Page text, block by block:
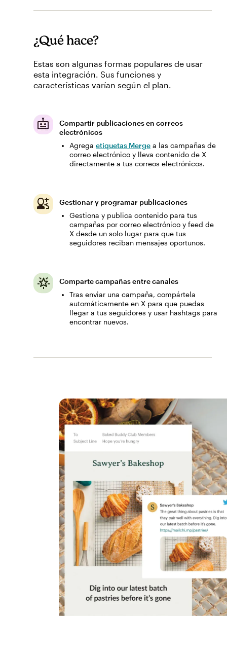
¿Qué hace?
Estas son algunas formas populares de usar
esta integración. Sus funciones y
características varían según el plan.
Compartir publicaciones en correos
electrónicos
Agrega etiquetas Merge a las campañas de
correo electrónico y lleva contenido de X
directamente a tus correos electrónicos.
Gestionar y programar publicaciones
Gestiona y publica contenido para tus
campañas por correo electrónico y feed de
X desde un solo lugar para que tus
seguidores reciban mensajes oportunos.
Comparte campañas entre canales
Tras enviar una campaña, compártela
automáticamente en X para que puedas
llegar a tus seguidores y usar hashtags para
encontrar nuevos.